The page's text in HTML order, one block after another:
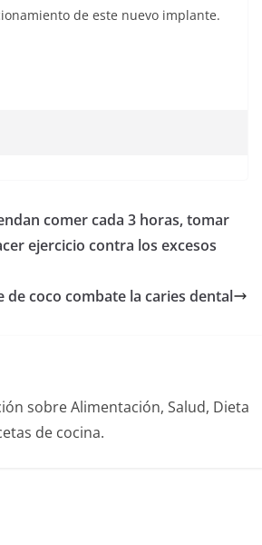
de este nuevo implante.
comer cada 3 horas, tomar
ejercicio contra los excesos
de coco combate la caries dental
sobre Alimentación, Salud, Dieta
de cocina.